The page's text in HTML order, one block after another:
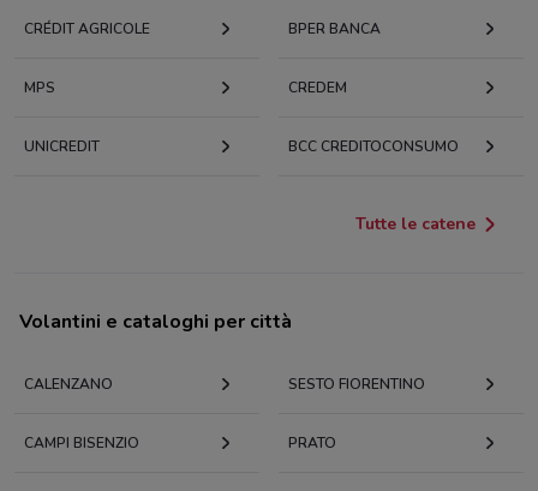
CRÉDIT AGRICOLE BPER BANCA
MPS CREDEM
UNICREDIT BCC CREDITOCONSUMO
Tutte le catene
Volantini e cataloghi per città
CALENZANO SESTO FIORENTINO
CAMPI BISENZIO PRATO